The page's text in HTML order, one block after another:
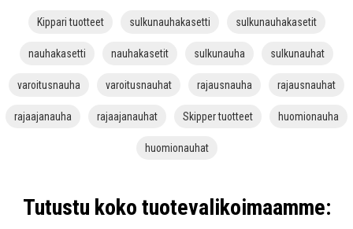
Kippari tuotteet sulkunauhakasetti sulkunauhakasetit
nauhakasetti nauhakasetit sulkunauha sulkunauhat
varoitusnauha varoitusnauhat rajausnauha rajausnauhat
rajaajanauha rajaajanauhat Skipper tuotteet huomionauha
huomionauhat
Tutustu koko tuotevalikoimaamme: